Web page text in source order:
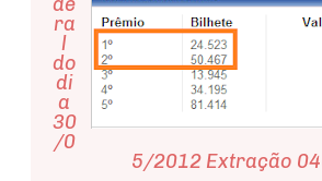
ra
l
do
di
a
30
/0
5/2012 Extração